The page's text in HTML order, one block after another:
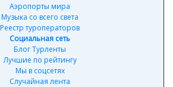
Аэропорты мира
Музыка со всего света
Реестр туроператоров
Социальная сеть
Блог Турленты
Лучшие по рейтингу
Мы в соцсетях
Случайная лента